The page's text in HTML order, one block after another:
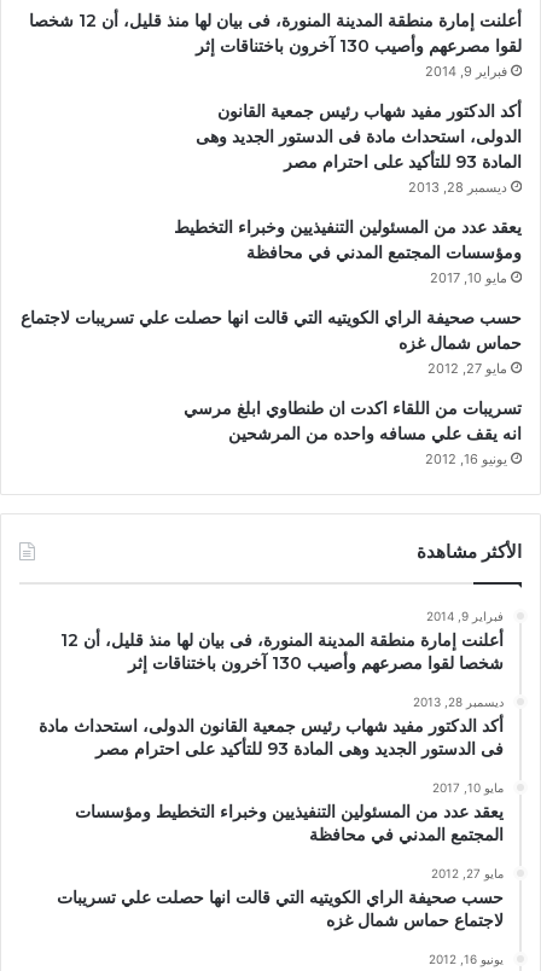
أعلنت إمارة منطقة المدينة المنورة، فى بيان لها منذ قليل، أن 12 شخصا
لقوا مصرعهم وأصيب 130 آخرون باختناقات إثر
فبراير 9, 2014
أكد الدكتور مفيد شهاب رئيس جمعية القانون
الدولى، استحداث مادة فى الدستور الجديد وهى
المادة 93 للتأكيد على احترام مصر
ديسمبر 28, 2013
يعقد عدد من المسئولين التنفيذيين وخبراء التخطيط
ومؤسسات المجتمع المدني في محافظة
مايو 10, 2017
حسب صحيفة الراي الكويتيه التي قالت انها حصلت علي تسريبات لاجتماع
حماس شمال غزه
مايو 27, 2012
تسريبات من اللقاء اكدت ان طنطاوي ابلغ مرسي
انه يقف علي مسافه واحده من المرشحين
يونيو 16, 2012
الأكثر مشاهدة
فبراير 9, 2014
أعلنت إمارة منطقة المدينة المنورة، فى بيان لها منذ قليل، أن 12
شخصا لقوا مصرعهم وأصيب 130 آخرون باختناقات إثر
ديسمبر 28, 2013
أكد الدكتور مفيد شهاب رئيس جمعية القانون الدولى، استحداث مادة
فى الدستور الجديد وهى المادة 93 للتأكيد على احترام مصر
مايو 10, 2017
يعقد عدد من المسئولين التنفيذيين وخبراء التخطيط ومؤسسات
المجتمع المدني في محافظة
مايو 27, 2012
حسب صحيفة الراي الكويتيه التي قالت انها حصلت علي تسريبات
لاجتماع حماس شمال غزه
يونيو 16, 2012